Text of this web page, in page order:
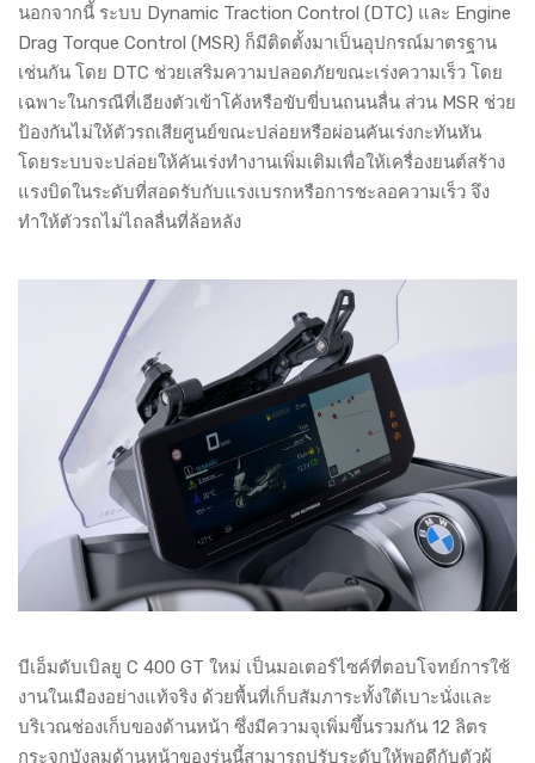
นอกจากนี้ ระบบ Dynamic Traction Control (DTC) และ Engine
Drag Torque Control (MSR) ก็มีติดตั้งมาเป็นอุปกรณ์มาตรฐาน
เช่นกัน โดย DTC ช่วยเสริมความปลอดภัยขณะเร่งความเร็ว โดย
เฉพาะในกรณีที่เอียงตัวเข้าโค้งหรือขับขี่บนถนนลื่น ส่วน MSR ช่วย
ป้องกันไม่ให้ตัวรถเสียศูนย์ขณะปล่อยหรือผ่อนคันเร่งกะทันหัน
โดยระบบจะปล่อยให้คันเร่งทำงานเพิ่มเติมเพื่อให้เครื่องยนต์สร้าง
แรงบิดในระดับที่สอดรับกับแรงเบรกหรือการชะลอความเร็ว จึง
ทำให้ตัวรถไม่ไถลลื่นที่ล้อหลัง
บีเอ็มดับเบิลยู C 400 GT ใหม่ เป็นมอเตอร์ไซค์ที่ตอบโจทย์การใช้
งานในเมืองอย่างแท้จริง ด้วยพื้นที่เก็บสัมภาระทั้งใต้เบาะนั่งและ
บริเวณช่องเก็บของด้านหน้า ซึ่งมีความจุเพิ่มขึ้นรวมกัน 12 ลิตร
กระจกบังลมด้านหน้าของรุ่นนี้สามารถปรับระดับให้พอดีกับตัวผู้